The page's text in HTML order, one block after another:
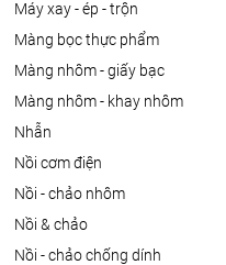
máy xay - ép - trộn
màng bọc thực phẩm
màng nhôm - giấy bạc
màng nhôm - khay nhôm
nhẫn
nồi cơm điện
nồi - chảo nhôm
nồi & chảo
nồi - chảo chống dính